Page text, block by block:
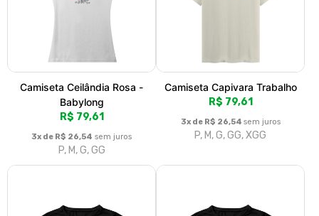
Camiseta Ceilândia Rosa -
Babylong
R$ 79,61
3x de R$ 26,54 sem juros
P, M, G, GG
Camiseta Capivara Trabalho
R$ 79,61
3x de R$ 26,54 sem juros
P, M, G, GG, XGG